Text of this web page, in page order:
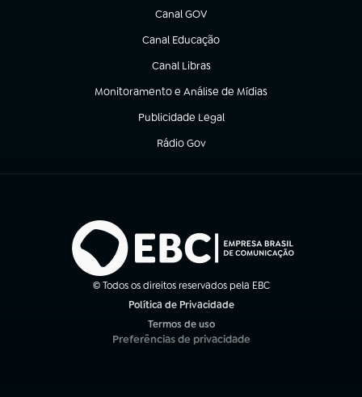
Canal GOV
(abre em nova aba)
Canal Educação
(abre em nova aba)
Canal Libras
(abre em nova aba)
Monitoramento e Análise de Mídias
(abre em nova aba)
Publicidade Legal
(abre em nova aba)
Rádio Gov
(abre em nova aba)
© Todos os direitos reservados pela EBC
Política de Privacidade
Termos de uso
(abre em nova aba)
Preferências de privacidade